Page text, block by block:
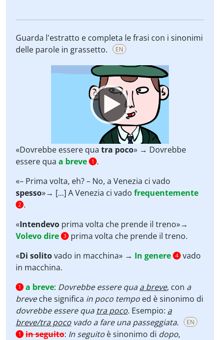
Guarda l'estratto e completa le frasi con i sinonimi
delle parole in grassetto.
EN
«Dovrebbe essere qua tra poco» → Dovrebbe
essere qua a breve 1 .
«– Prima volta, eh? – No, a Venezia ci vado
spesso»→ [...] A Venezia ci vado frequentemente
2 .
«Intendevo prima volta che prende il treno»→
Volevo dire 3
prima volta che prende il treno.
«Di solitovado in macchina» → In genere 4 vado
in macchina.
1 a breve: Dovrebbe essere quaa breve, con a
breveche significa in poco tempo ed è sinonimo di
dovrebbe essere qua tra poco. Esempio: a
breve/tra poco vado a fare una passeggiata. EN
1 in seguito: In seguito è sinonimo di dopo,